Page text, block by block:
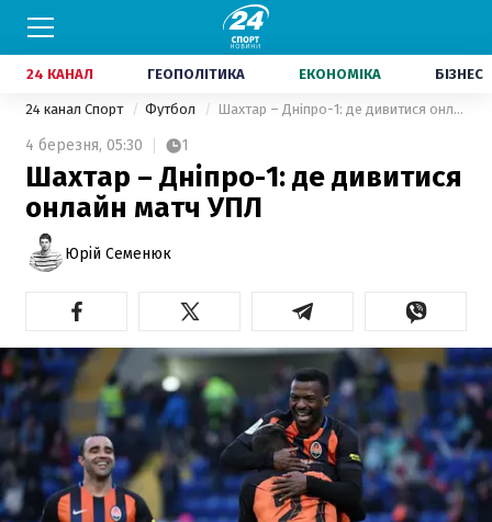
24 КАНАЛ ГЕОПОЛІТИКА ЕКОНОМІКА БІЗНЕС
24 канал Спорт Футбол Шахтар – Дніпро-1: де дивитися онлайн матч УПЛ
4 березня, 05:30 1
Шахтар – Дніпро-1: де дивитися
онлайн матч УПЛ
Юрій Семенюк